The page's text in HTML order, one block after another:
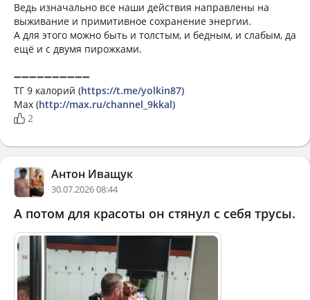
Ведь изначально все наши действия направлены на
выживание и примитивное сохранение энергии.
А для этого можно быть и толстым, и бедным, и слабым, да
ещё и с двумя пирожками.
➖➖➖➖➖➖➖➖➖➖
ТГ 9 калорий (https://t.me/yolkin87)
Мах (http://max.ru/channel_9kkal)
2
Антон Иващук
30.07.2026 08:44
А потом для красоты он стянул с себя трусы.